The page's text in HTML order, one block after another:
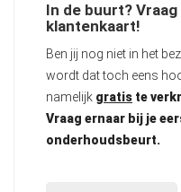
In de buurt?
klantenkaart!
Ben jij nog niet in het
wordt dat toch eens
namelijk gratis te
Vraag ernaar bij je
onderhoudsbeurt.